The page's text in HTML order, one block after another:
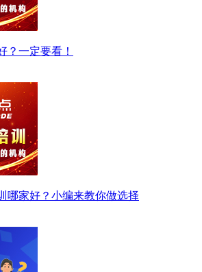
？一定要看！
哪家好？小编来教你做选择